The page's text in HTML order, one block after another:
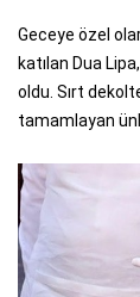
Geceye özel
katılan Dua
oldu. Sırt
tamamlayan